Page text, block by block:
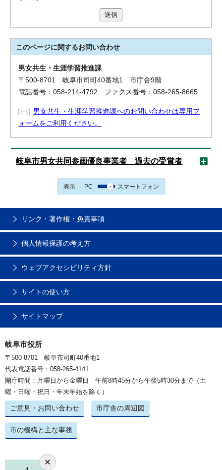
送信
このページに関するお問い合わせ
男女共生・生涯学習推進課
〒500-8701 岐阜市司町40番地1 市庁舎9階
電話番号：058-214-4792 ファクス番号：058-265-8665
男女共生・生涯学習推進課へのお問い合わせは専用フ
ォームをご利用ください。
岐阜市男女共同参画優良事業者 過去の受賞者
表示 PC スマートフォン
リンク・著作権・免責事項
個人情報保護の考え方
ウェブアクセシビリティ方針
サイトの使い方
サイトマップ
岐阜市役所
〒500-8701 岐阜市司町40番地1
代表電話番号：058-265-4141
開庁時間：月曜日から金曜日 午前8時45分から午後5時30分まで（土
曜・日曜・祝日・年末年始を除く）
ご意見・お問い合わせ 市庁舎の周辺図
市の機構と主な事務